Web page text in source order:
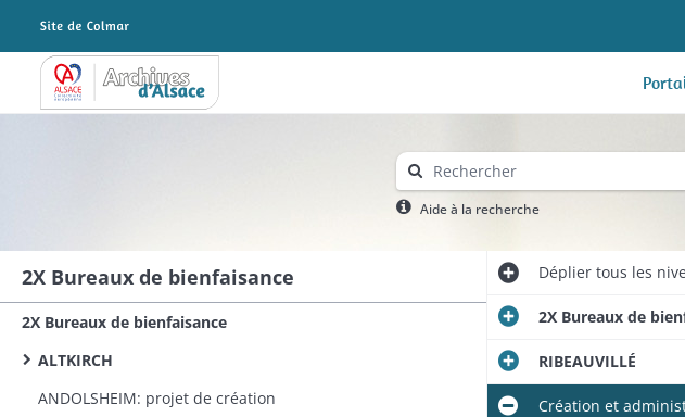
Archives Alsace - Colmar
Aide à la recherche
2X Bureaux de bienfaisance
2X Bureaux de bienfaisance
ALTKIRCH
ANDOLSHEIM: projet de création
Dépliertous les
2X Bureaux de
RIBEAUVILLÉ
Création et